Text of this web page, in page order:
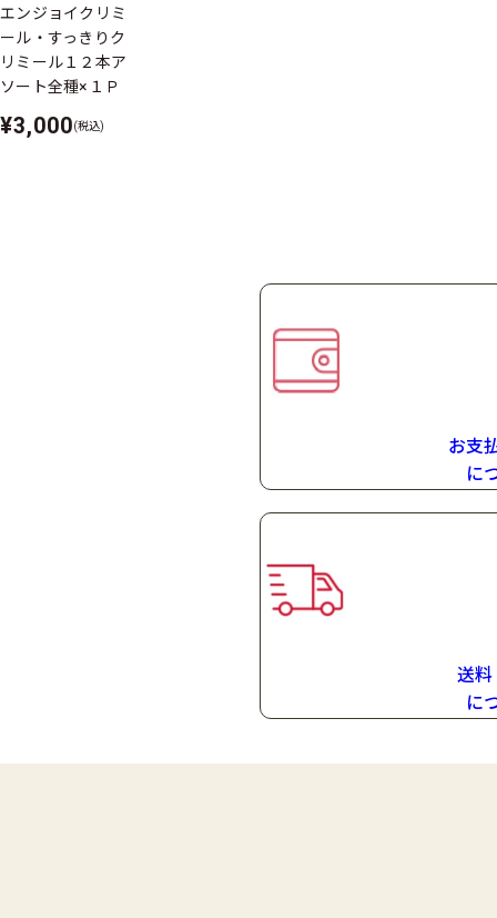
エンジョイクリミ
ール・すっきりク
リミール１２本ア
ソート全種×１Ｐ
¥3,000(税込)
お支
に
送
に